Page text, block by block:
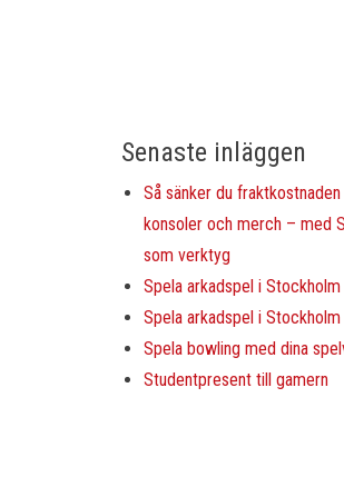
Senaste inläggen
Så sänker du
konsoler och merch – med
som verktyg
Spela arkadspel i Stockholm
Spela arkadspel i Stockholm
Spela bowling med dina
Studentpresent till gamern